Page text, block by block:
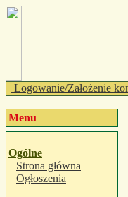
Logowanie/Założenie
Menu
Ogólne
Strona główna
Ogłoszenia